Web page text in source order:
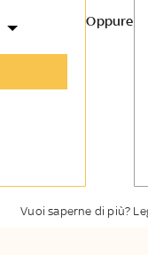
Oppure
Vuoi saperne di più?